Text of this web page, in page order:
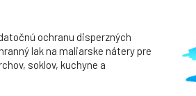
ochranu disperzných
lak na maliarske nátery pre
soklov, kuchyne a